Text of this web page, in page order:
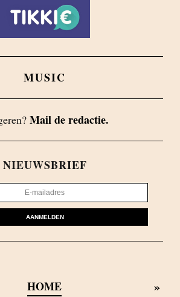
MUSIC
Mail de redactie.
NIEUWSBRIEF
AANMELDEN
HOME »